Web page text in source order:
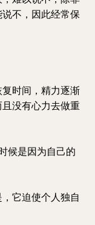
不，因此经常保
时间，精力逐渐
没有心力去做重
候是因为自己的
它迫使个人独自